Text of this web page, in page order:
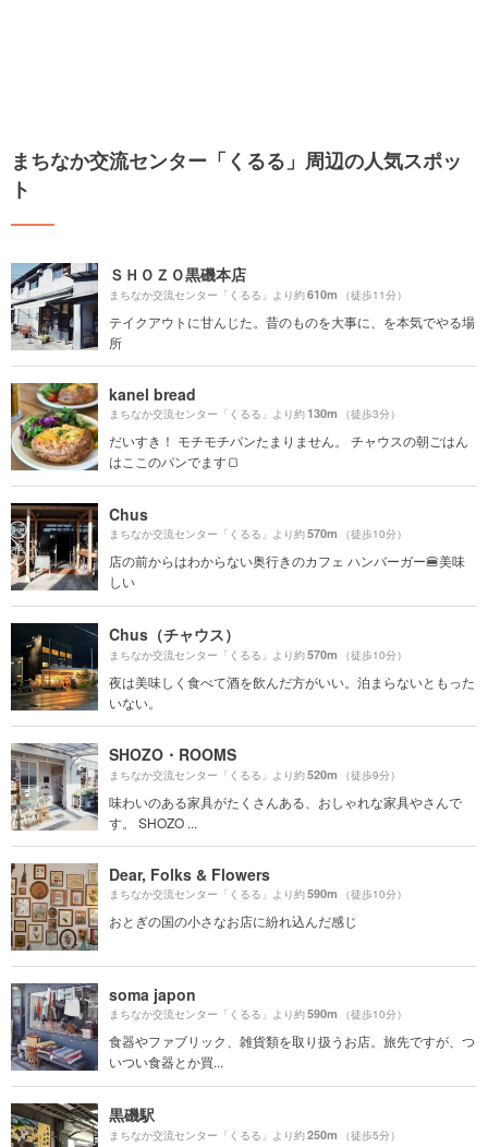
まちなか交流センター「くるる」周辺の人気スポッ
ト
ＳＨＯＺＯ黒磯本店
まちなか交流センター「くるる」より約610m （徒歩11分）
テイクアウトに甘んじた。昔のものを大事に、を本気でやる場
所
kanel bread
まちなか交流センター「くるる」より約130m （徒歩3分）
だいすき！ モチモチパンたまりません。 チャウスの朝ごはん
はここのパンでます🍞
Chus
まちなか交流センター「くるる」より約570m （徒歩10分）
店の前からはわからない奥行きのカフェ ハンバーガー🍔美味
しい
Chus（チャウス）
まちなか交流センター「くるる」より約570m （徒歩10分）
夜は美味しく食べて酒を飲んだ方がいい。泊まらないともった
いない。
SHOZO・ROOMS
まちなか交流センター「くるる」より約520m （徒歩9分）
味わいのある家具がたくさんある、おしゃれな家具やさんで
す。 SHOZO ...
Dear, Folks & Flowers
まちなか交流センター「くるる」より約590m （徒歩10分）
おとぎの国の小さなお店に紛れ込んだ感じ
soma japon
まちなか交流センター「くるる」より約590m （徒歩10分）
食器やファブリック、雑貨類を取り扱うお店。旅先ですが、つ
いつい食器とか買...
黒磯駅
まちなか交流センター「くるる」より約250m （徒歩5分）